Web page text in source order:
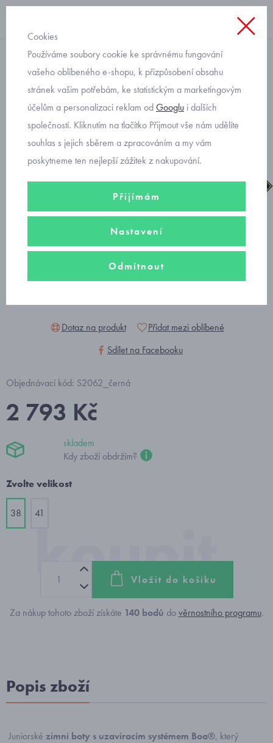
dětské sněhule
Viking Bjork Boa GTX 3-
91400-2 gore-tex zimní boty
Dotaz na produkt
Přidat mezi oblíbené
Sdílet na Facebooku
Objednávací kód: S2062_černá
2 793 Kč
skladem
Kdy zboží obdržím?
Zvolte velikost
38 41
Vložit do košíku
Za nákup tohoto zboží získáte 140bodů dověrnostního programu.
Popis zboží
Juniorské zimní boty s uzavíracím systémem Boa®, který
Cookies
Používáme soubory cookie ke správnému fungování
vašeho oblíbeného e-shopu, k přizpůsobení obsahu
stránek vašim potřebám, ke statistickým a marketingovým
účelům a personalizaci reklam odGooglu i dalších
společností. Kliknutím na tlačítko Přijmout vše nám udělíte
souhlas s jejich sběrem a zpracováním a my vám
poskytneme ten nejlepší zážitek z nakupování.
Přijímám
Nastavení
Odmítnout